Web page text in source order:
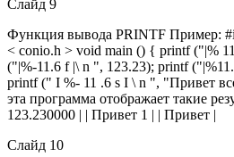
Слайд 9
Функция вывода PRINTF Пример:
< conio.h > void main () { printf ("|%
("|%-11.6 f |\ n ", 123.23); printf
printf (" I %- 11 .6 s I \ n ", "Привет
эта программа отображает такие
123.230000 | | Привет 1 | | Привет |
Слайд 10